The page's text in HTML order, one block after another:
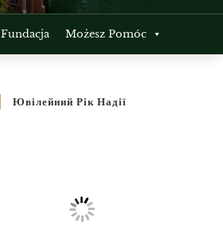
Fundacja Możesz Pomóc
Ювілейний Рік Надії